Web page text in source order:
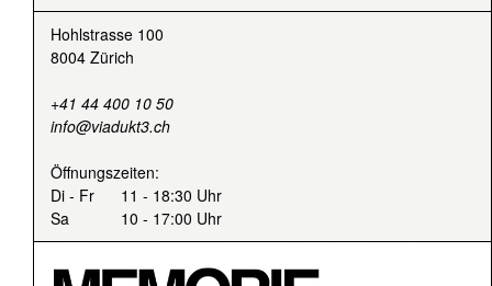
Hohlstrasse 100
8004 Zürich
+41 44 400 10 50
info@viadukt3.ch
Öffnungszeiten:
Di - Fr
11 - 18:30 Uhr
Sa
10 - 17:00 Uhr